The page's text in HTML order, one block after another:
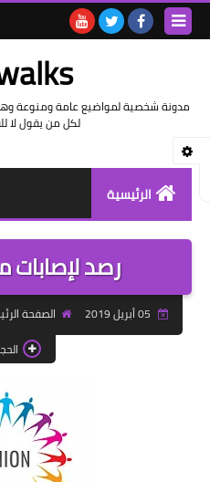
مدونة شخصية لمواضيع عامة ومنوعة
لكل من يقول لا
الرئيسية
رصد لإصابات
الصفحة